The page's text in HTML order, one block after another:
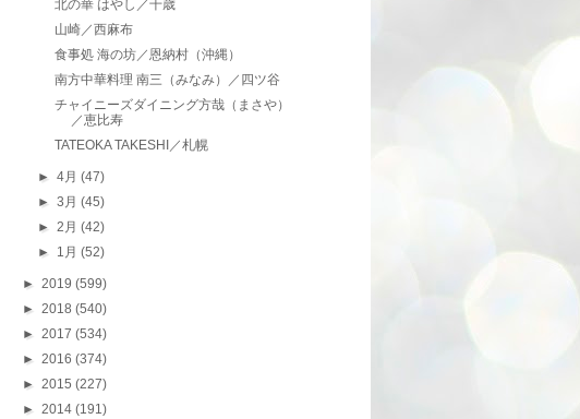
北の華 はやし／千歳
山崎／西麻布
食事処 海の坊／恩納村（沖縄）
南方中華料理 南三（みなみ）／四ツ谷
チャイニーズダイニング方哉（まさや）
／恵比寿
TATEOKA TAKESHI／札幌
►4月(47)
►3月(45)
►2月(42)
► 1月(52)
► 2019 (599)
► 2018 (540)
► 2017 (534)
► 2016 (374)
► 2015 (227)
► 2014 (191)